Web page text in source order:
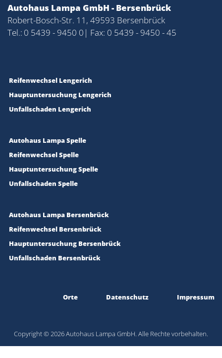
Autohaus Lampa GmbH - Bersenbrück
Robert-Bosch-Str. 11, 49593 Bersenbrück
Tel.: 0 5439 - 9450 0 | Fax: 0 5439 - 9450 - 45
Reifenwechsel Lengerich
Hauptuntersuchung Lengerich
Unfallschaden Lengerich
Autohaus Lampa Spelle
Reifenwechsel Spelle
Hauptuntersuchung Spelle
Unfallschaden Spelle
Autohaus Lampa Bersenbrück
Reifenwechsel Bersenbrück
Hauptuntersuchung Bersenbrück
Unfallschaden Bersenbrück
Orte Datenschutz Impressum
Copyright © 2026 Autohaus Lampa GmbH. Alle Rechte vorbehalten.